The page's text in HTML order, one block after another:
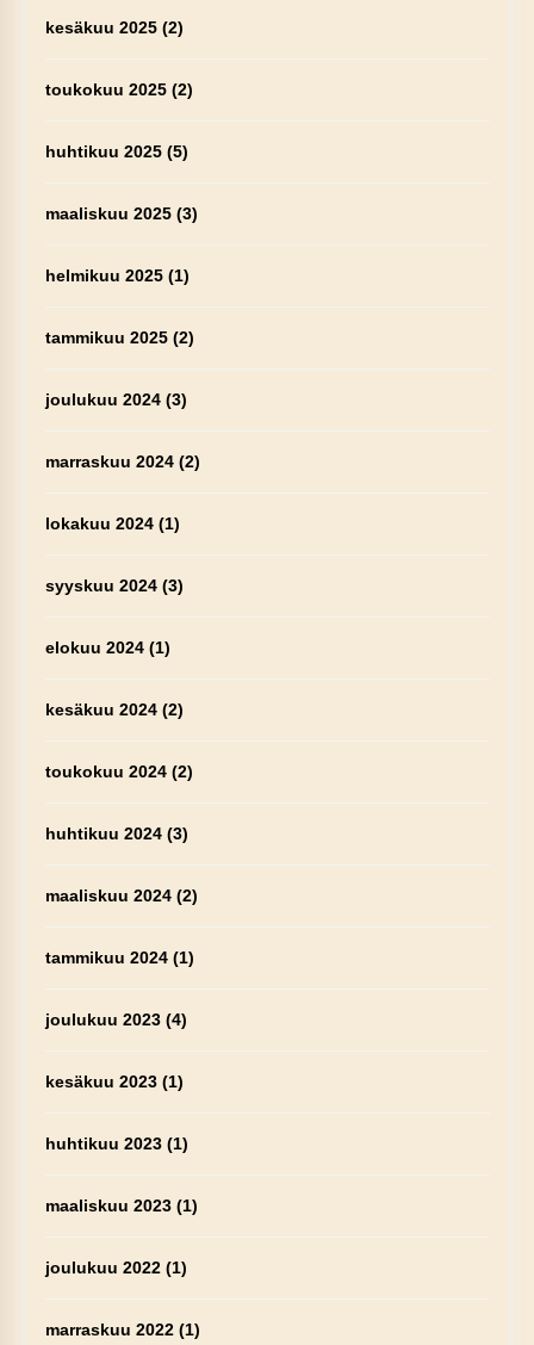
kesäkuu 2025(2)
toukokuu 2025(2)
huhtikuu 2025(5)
maaliskuu 2025(3)
helmikuu 2025(1)
tammikuu 2025(2)
joulukuu 2024(3)
marraskuu 2024(2)
lokakuu 2024(1)
syyskuu 2024(3)
elokuu 2024(1)
kesäkuu 2024(2)
toukokuu 2024(2)
huhtikuu 2024(3)
maaliskuu 2024(2)
tammikuu 2024(1)
joulukuu 2023(4)
kesäkuu 2023(1)
huhtikuu 2023(1)
maaliskuu 2023(1)
joulukuu 2022(1)
marraskuu 2022(1)